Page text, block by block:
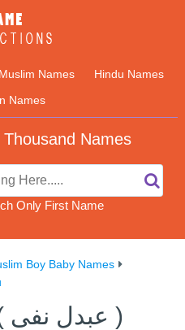
Muslim Names
Hindu Names
Names
Names
Only First Name
Boy Baby Names
عبدل نفی )